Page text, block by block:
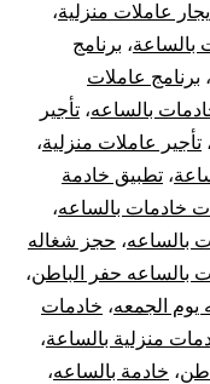
ايجار عاملات منزلية،
بالساعة، برنامج
، برنامج عاملات
بالساعه، تأجير
، تأجير عاملات منزلية،
، تطبيق خادمة
خادمات بالساعه،
بالساعه، حجز شغاله
بالساعه حفر الباطن،
يوم الجمعه، خادمات
منزلية بالساعة،
، خادمة بالساعه،